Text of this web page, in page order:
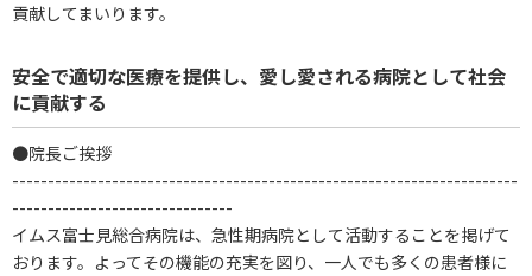
貢献してまいります。
安全で適切な医療を提供し、愛し愛される病院として社会
に貢献する
●院長ご挨拶
-----------------------------------------------------------------------
-------------------------------
イムス富士見総合病院は、急性期病院として活動することを掲げて
おります。よってその機能の充実を図り、一人でも多くの患者様に